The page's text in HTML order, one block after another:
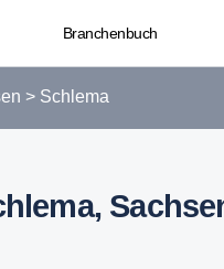
Branchenbuch
> Schlema